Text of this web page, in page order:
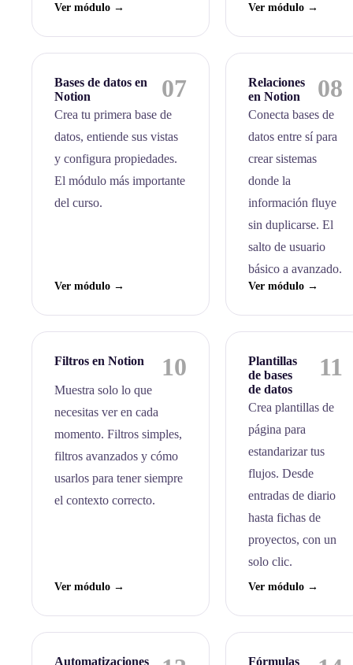
Ver módulo → Ver módulo →
Bases de datos en
Notion
07
Crea tu primera base de
datos, entiende sus vistas
y configura propiedades.
El módulo más importante
del curso.
Ver módulo →
Relaciones
en Notion
08
Conecta bases de
datos entre sí para
crear sistemas
donde la
información fluye
sin duplicarse. El
salto de usuario
básico a avanzado.
Ver módulo →
Filtros en Notion 10
Muestra solo lo que
necesitas ver en cada
momento. Filtros simples,
filtros avanzados y cómo
usarlos para tener siempre
el contexto correcto.
Ver módulo →
Plantillas
de bases
de datos
11
Crea plantillas de
página para
estandarizar tus
flujos. Desde
entradas de diario
hasta fichas de
proyectos, con un
solo clic.
Ver módulo →
Automatizaciones
Fórmulas